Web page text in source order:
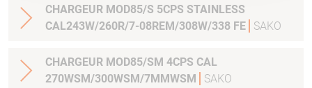
CHARGEUR MOD85/S 5CPS STAINLESS
CAL243W/260R/7-08REM/308W/338 FE
SAKO
CHARGEUR MOD85/SM 4CPS CAL
270WSM/300WSM/7MMWSM
SAKO